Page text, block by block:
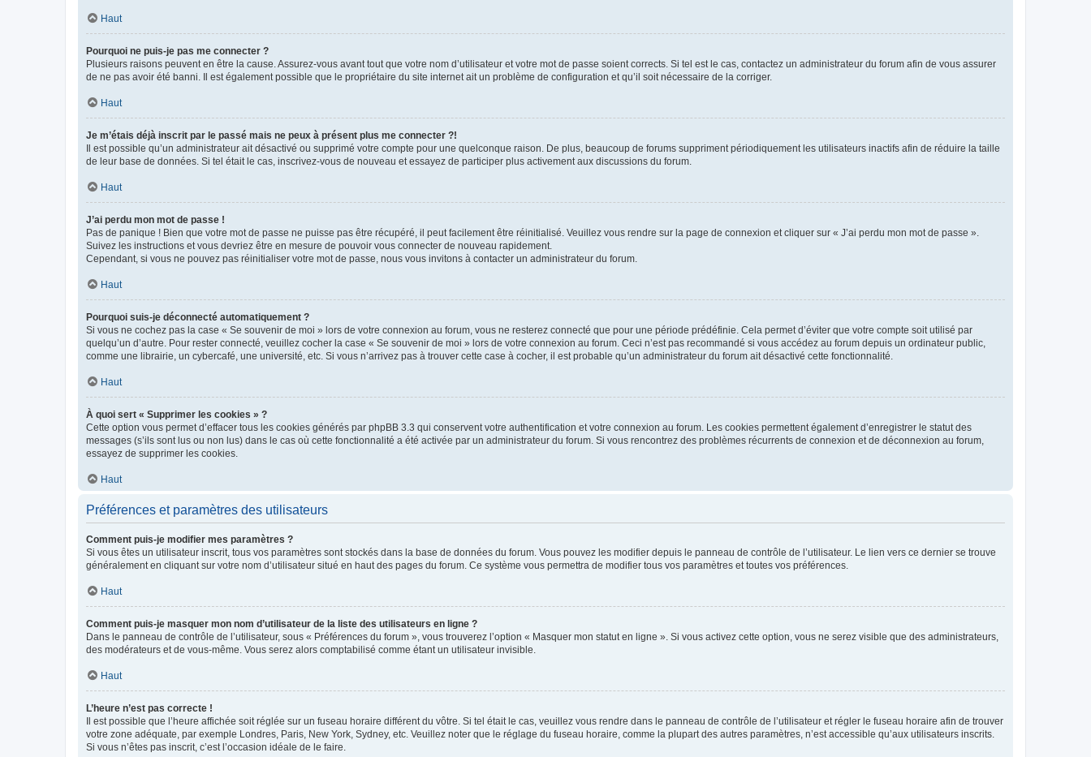
Haut
Pourquoi ne puis-je pas me connecter ?
Plusieurs raisons peuvent en être la cause. Assurez-vous avant tout que votre nom d’utilisateur et votre mot de passe soient corrects. Si tel est le cas, contactez un administrateur du forum afin de vous assurer
de ne pas avoir été banni. Il est également possible que le propriétaire du site internet ait un problème de configuration et qu’il soit nécessaire de la corriger.
Haut
Je m’étais déjà inscrit par le passé mais ne peux à présent plus me connecter ?!
Il est possible qu’un administrateur ait désactivé ou supprimé votre compte pour une quelconque raison. De plus, beaucoup de forums suppriment périodiquement les utilisateurs inactifs afin de réduire la taille
de leur base de données. Si tel était le cas, inscrivez-vous de nouveau et essayez de participer plus activement aux discussions du forum.
Haut
J’ai perdu mon mot de passe !
Pas de panique ! Bien que votre mot de passe ne puisse pas être récupéré, il peut facilement être réinitialisé. Veuillez vous rendre sur la page de connexion et cliquer sur « J’ai perdu mon mot de passe ».
Suivez les instructions et vous devriez être en mesure de pouvoir vous connecter de nouveau rapidement.
Cependant, si vous ne pouvez pas réinitialiser votre mot de passe, nous vous invitons à contacter un administrateur du forum.
Haut
Pourquoi suis-je déconnecté automatiquement ?
Si vous ne cochez pas la case « Se souvenir de moi » lors de votre connexion au forum, vous ne resterez connecté que pour une période prédéfinie. Cela permet d’éviter que votre compte soit utilisé par
quelqu’un d’autre. Pour rester connecté, veuillez cocher la case « Se souvenir de moi » lors de votre connexion au forum. Ceci n’est pas recommandé si vous accédez au forum depuis un ordinateur public,
comme une librairie, un cybercafé, une université, etc. Si vous n’arrivez pas à trouver cette case à cocher, il est probable qu’un administrateur du forum ait désactivé cette fonctionnalité.
Haut
À quoi sert « Supprimer les cookies » ?
Cette option vous permet d’effacer tous les cookies générés par phpBB 3.3 qui conservent votre authentification et votre connexion au forum. Les cookies permettent également d’enregistrer le statut des
messages (s’ils sont lus ou non lus) dans le cas où cette fonctionnalité a été activée par un administrateur du forum. Si vous rencontrez des problèmes récurrents de connexion et de déconnexion au forum,
essayez de supprimer les cookies.
Haut
Préférences et paramètres des utilisateurs
Comment puis-je modifier mes paramètres ?
Si vous êtes un utilisateur inscrit, tous vos paramètres sont stockés dans la base de données du forum. Vous pouvez les modifier depuis le panneau de contrôle de l’utilisateur. Le lien vers ce dernier se trouve
généralement en cliquant sur votre nom d’utilisateur situé en haut des pages du forum. Ce système vous permettra de modifier tous vos paramètres et toutes vos préférences.
Haut
Comment puis-je masquer mon nom d’utilisateur de la liste des utilisateurs en ligne ?
Dans le panneau de contrôle de l’utilisateur, sous « Préférences du forum », vous trouverez l’option « Masquer mon statut en ligne ». Si vous activez cette option, vous ne serez visible que des administrateurs,
des modérateurs et de vous-même. Vous serez alors comptabilisé comme étant un utilisateur invisible.
Haut
L’heure n’est pas correcte !
Il est possible que l’heure affichée soit réglée sur un fuseau horaire différent du vôtre. Si tel était le cas, veuillez vous rendre dans le panneau de contrôle de l’utilisateur et régler le fuseau horaire afin de trouver
votre zone adéquate, par exemple Londres, Paris, New York, Sydney, etc. Veuillez noter que le réglage du fuseau horaire, comme la plupart des autres paramètres, n’est accessible qu’aux utilisateurs inscrits.
Si vous n’êtes pas inscrit, c’est l’occasion idéale de le faire.